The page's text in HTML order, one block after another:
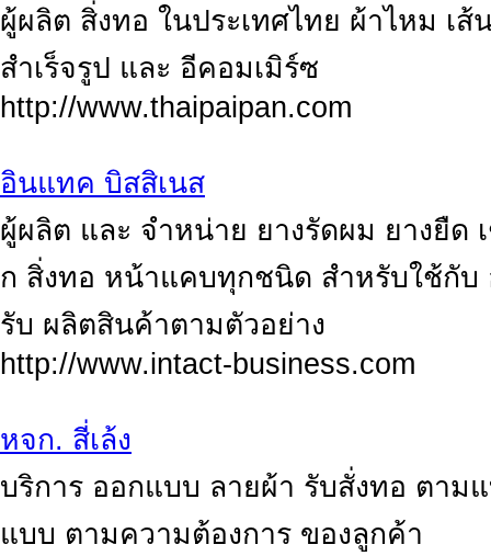
ผู้ผลิต สิ่งทอ ในประเทศไทย ผ้าไหม เ
สำเร็จรูป และ อีคอมเมิร์ซ
http://www.thaipaipan.com
อินแทค บิสสิเนส
ผู้ผลิต และ จำหน่าย ยางรัดผม ยางยืด
ก สิ่งทอ หน้าแคบทุกชนิด สำหรับใช้กับ
รับ ผลิตสินค้าตามตัวอย่าง
http://www.intact-business.com
หจก. สี่เล้ง
บริการ ออกแบบ ลายผ้า รับสั่งทอ ตา
แบบ ตามความต้องการ ของลูกค้า